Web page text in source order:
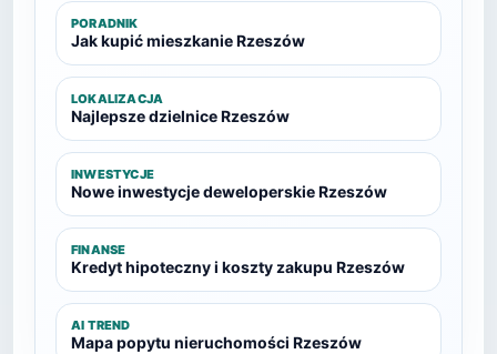
PORADNIK
Jak kupić mieszkanie Rzeszów
LOKALIZACJA
Najlepsze dzielnice Rzeszów
INWESTYCJE
Nowe inwestycje deweloperskie Rzeszów
FINANSE
Kredyt hipoteczny i koszty zakupu Rzeszów
AI TREND
Mapa popytu nieruchomości Rzeszów